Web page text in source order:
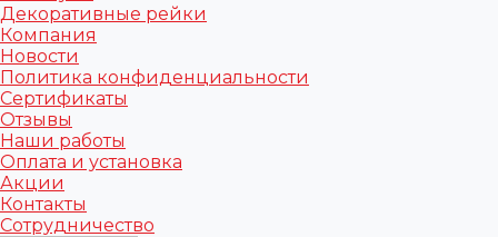
Декоративные рейки
Компания
Новости
Политика конфиденциальности
Сертификаты
Отзывы
Наши работы
Оплата и установка
Акции
Контакты
Сотрудничество